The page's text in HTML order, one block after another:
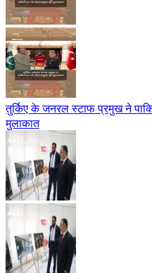
तुर्किए के जनरल स्टाफ प्रमुख ने
मुलाकात